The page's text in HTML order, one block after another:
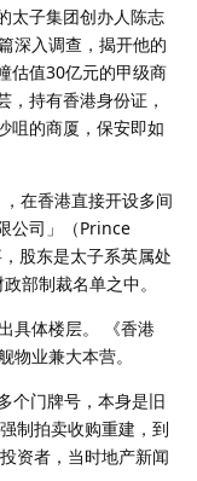
太子集团创办人陈志
深入调查，揭开他的
估值30亿元的甲级商
，持有香港身份证，
咀的商厦，保安即如
在香港直接开设多间
公司」（Prince
股东是太子系英属处
部制裁名单之中。
具体楼层。 《香港
物业兼大本营。
个门牌号，本身是旧
制拍卖收购重建，到
资者，当时地产新闻